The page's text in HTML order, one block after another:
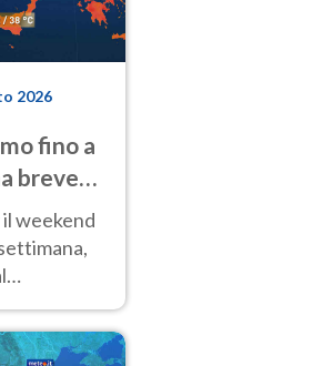
2026
fino a
breve
weekend